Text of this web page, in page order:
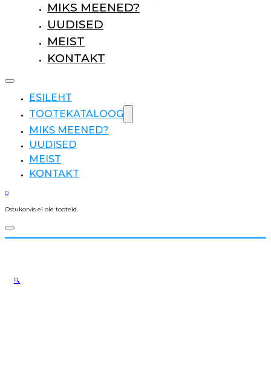
MIKS MEENED?
UUDISED
MEIST
KONTAKT
ESILEHT
TOOTEKATALOOG
MIKS MEENED?
UUDISED
MEIST
KONTAKT
0
Ostukorvis ei ole tooteid.
🔍